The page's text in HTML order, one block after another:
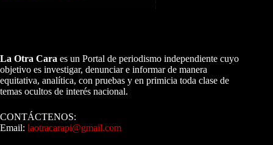
La Otra Cara es un Portal de periodismo independiente cuyo
objetivo es investigar, denunciar e informar de manera
equitativa, analítica, con pruebas y en primicia toda clase de
temas ocultos de interés nacional.
CONTÁCTENOS:
Email: laotracarapi@gmail.com